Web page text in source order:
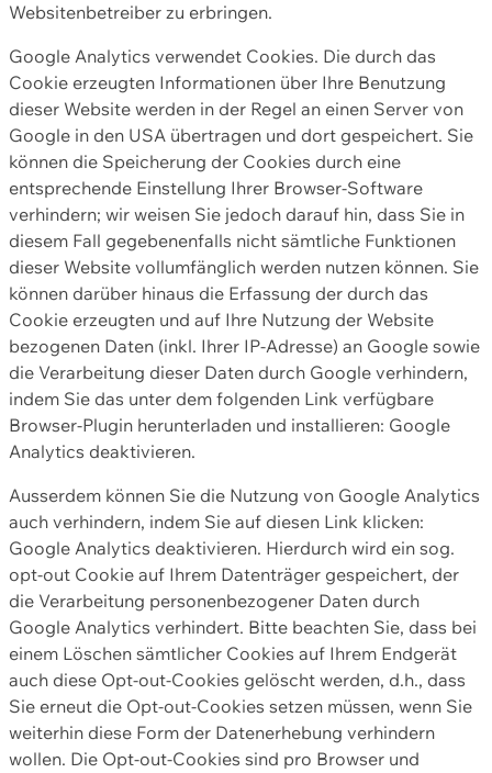
Websitenbetreiber zu erbringen.
Google Analytics verwendet Cookies. Die durch das
Cookie erzeugten Informationen über Ihre Benutzung
dieser Website werden in der Regel an einen Server von
Google in den USA übertragen und dort gespeichert. Sie
können die Speicherung der Cookies durch eine
entsprechende Einstellung Ihrer Browser-Software
verhindern; wir weisen Sie jedoch darauf hin, dass Sie in
diesem Fall gegebenenfalls nicht sämtliche Funktionen
dieser Website vollumfänglich werden nutzen können. Sie
können darüber hinaus die Erfassung der durch das
Cookie erzeugten und auf Ihre Nutzung der Website
bezogenen Daten (inkl. Ihrer IP-Adresse) an Google sowie
die Verarbeitung dieser Daten durch Google verhindern,
indem Sie das unter dem folgenden Link verfügbare
Browser-Plugin herunterladen und installieren: Google
Analytics deaktivieren.
Ausserdem können Sie die Nutzung von Google Analytics
auch verhindern, indem Sie auf diesen Link klicken:
Google Analytics deaktivieren. Hierdurch wird ein sog.
opt-out Cookie auf Ihrem Datenträger gespeichert, der
die Verarbeitung personenbezogener Daten durch
Google Analytics verhindert. Bitte beachten Sie, dass bei
einem Löschen sämtlicher Cookies auf Ihrem Endgerät
auch diese Opt-out-Cookies gelöscht werden, d.h., dass
Sie erneut die Opt-out-Cookies setzen müssen, wenn Sie
weiterhin diese Form der Datenerhebung verhindern
wollen. Die Opt-out-Cookies sind pro Browser und